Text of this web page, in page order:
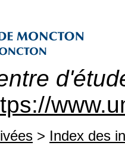
> Index des